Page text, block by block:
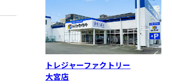
トレジャーファクトリー
大宮店